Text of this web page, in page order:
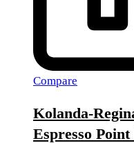
Compare
Kolanda-
Espresso